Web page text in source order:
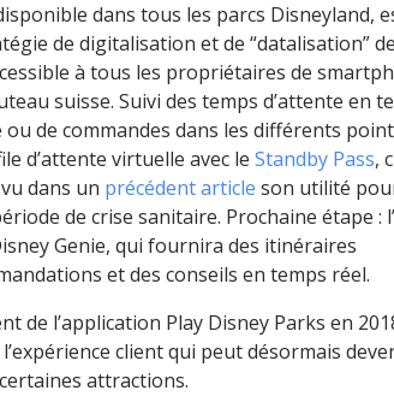
dans tous les parcs Disneyland,
de digitalisation et de “datalisation” de
à tous les propriétaires de
suisse. Suivi des temps d’attente en
de commandes dans les différents
d’attente virtuelle avec le Standby Pass,
dans un précédent article son utilité
de crise sanitaire. Prochaine étape :
Genie, qui fournira des itinéraires
et des conseils en temps réel.
de l’application Play Disney Parks en
client qui peut désormais
attractions.